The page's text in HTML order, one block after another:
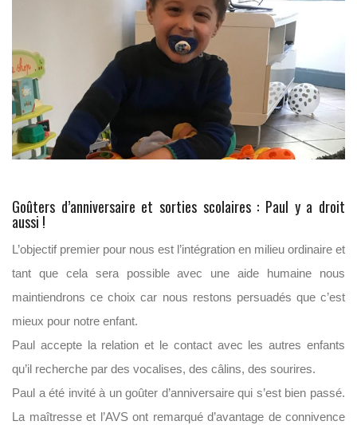
Goûters d’anniversaire et sorties scolaires : Paul y a droit
aussi !
L’objectif premier pour nous est l’intégration en milieu ordinaire et
tant que cela sera possible avec une aide humaine nous
maintiendrons ce choix car nous restons persuadés que c’est
mieux pour notre enfant.
Paul accepte la relation et le contact avec les autres enfants
qu’il recherche par des vocalises, des câlins, des sourires.
Paul a été invité à un goûter d’anniversaire qui s’est bien passé.
La maîtresse et l’AVS ont remarqué d’avantage de connivence